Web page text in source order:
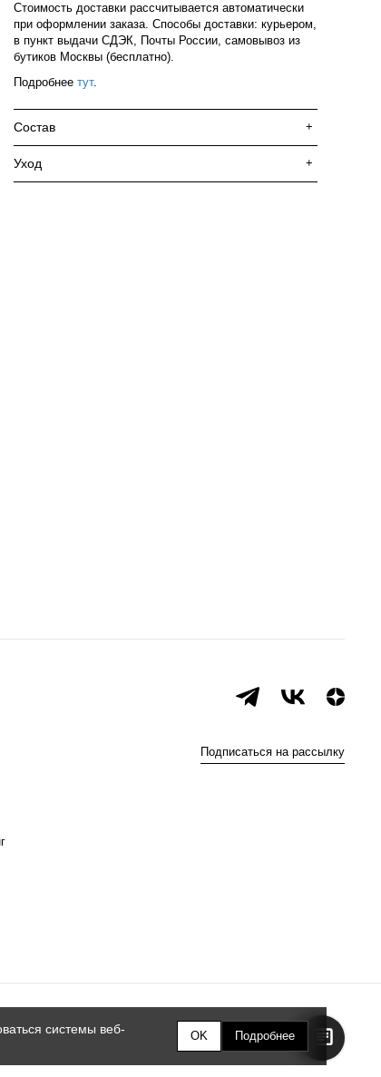
Стоимость доставки рассчитывается автоматически
при оформлении заказа. Способы доставки: курьером,
в пункт выдачи СДЭК, Почты России, самовывоз из
бутиков Москвы (бесплатно).
Подробнее тут.
Состав +
Уход +
Подписаться на рассылку
системы веб-
OK Подробнее